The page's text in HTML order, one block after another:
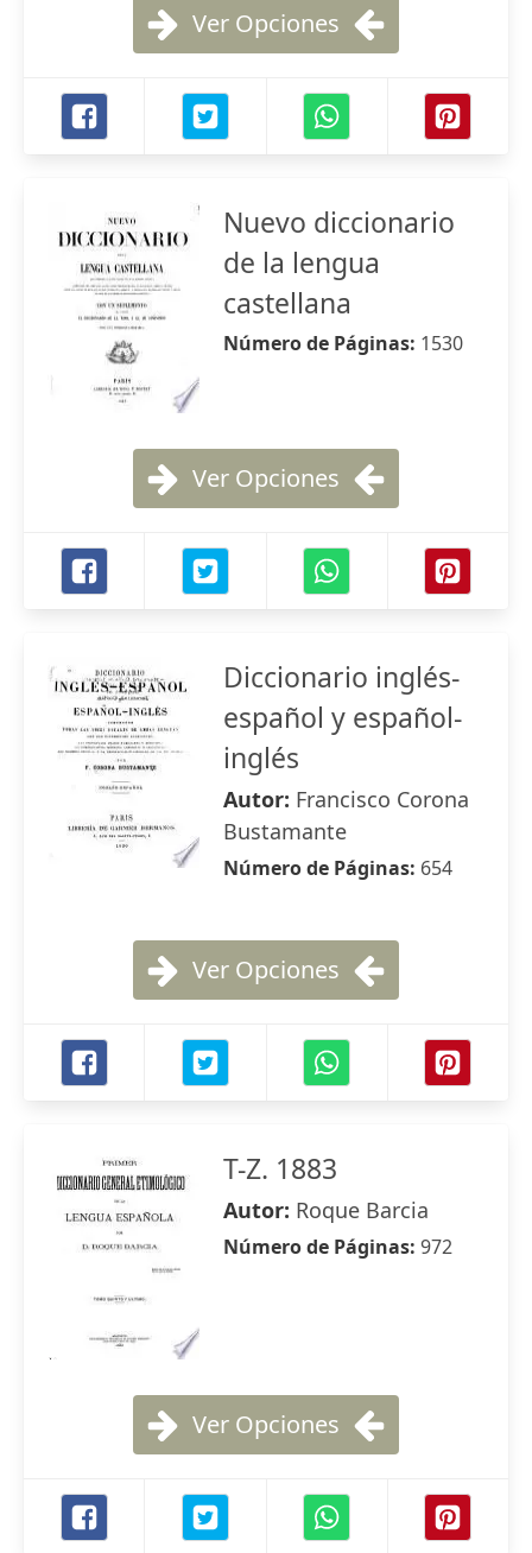
Ver Opciones
Nuevo diccionario
de la lengua
castellana
Número de Páginas: 1530
Ver Opciones
Diccionario inglés-
español y español-
inglés
Autor: Francisco Corona
Bustamante
Número de Páginas: 654
Ver Opciones
T-Z. 1883
Autor: Roque Barcia
Número de Páginas: 972
Ver Opciones